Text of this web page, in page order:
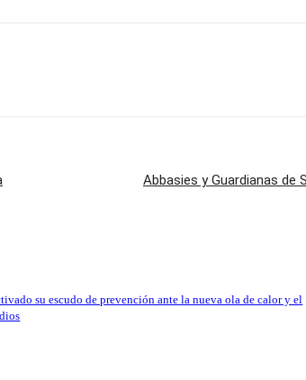
Abbasies y Guardianas de
su escudo de prevención ante la nueva ola de calor y el